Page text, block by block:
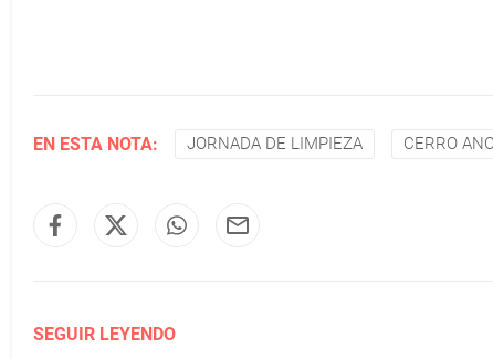
EN ESTA NOTA: JORNADA DE LIMPIEZA CERRO
SEGUIR LEYENDO